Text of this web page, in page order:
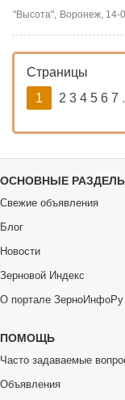
"Высота", Воронеж, 14-
Страницы
1
2 3 4 5 6 7
ОСНОВНЫЕ
Свежие объявления
Блог
Новости
Зерновой Индекс
О портале ЗерноИнфоРу
ПОМОЩЬ
Часто задаваемые
Объявления